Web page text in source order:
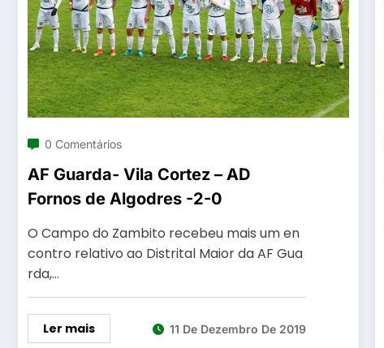
0 Comentários
AF Guarda- Vila Cortez – AD
Fornos de Algodres -2-0
O Campo do Zambito recebeu mais um en
contro relativo ao Distrital Maior da AF Gua
rda,…
Ler mais 11 De Dezembro De 2019